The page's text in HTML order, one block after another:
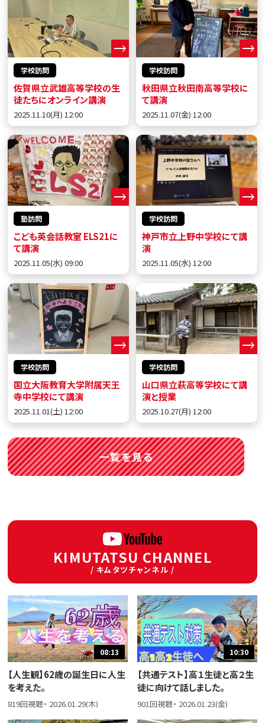
学校訪問
佐賀県立武雄高等学校の生
徒たちにオンライン講演
2025.11.10(月) 12:00
学校訪問
秋田県立秋田南高等学校に
て講演
2025.11.07(金) 12:00
塾訪問
こども英会話教室 ELS21に
て講演
2025.11.05(水) 09:00
学校訪問
神戸市立上野中学校にて講
演
2025.11.05(水) 12:00
学校訪問
国立大阪教育大学附属天王
寺中学校にて講演
2025.11.01(土) 12:00
学校訪問
山口県立萩高等学校にて講
演と授業
2025.10.27(月) 12:00
一覧を見る
KIMUTATSU CHANNEL
/ キムタツチャンネル /
08:13
【人生観】62歳の誕生日に人生
を考えた。
819回視聴・ 2026.01.29(木)
10:30
【共通テスト】高１生徒と高２生
徒に向けて話しました。
901回視聴・ 2026.01.23(金)